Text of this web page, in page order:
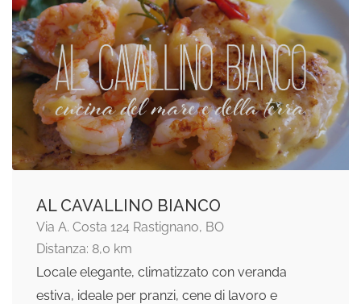
AL CAVALLINO BIANCO
Via A. Costa 124 Rastignano, BO
Distanza: 8,0 km
Locale elegante, climatizzato con veranda
estiva, ideale per pranzi, cene di lavoro e